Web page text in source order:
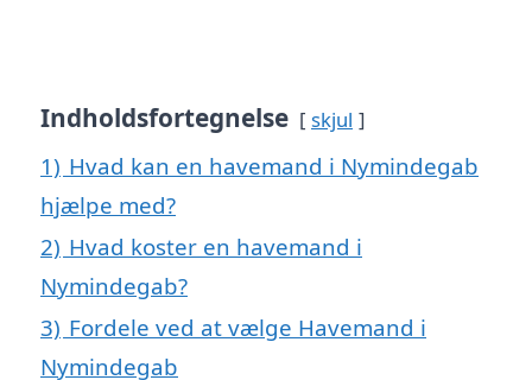
Indholdsfortegnelse skjul
1) Hvad kan en havemand i Nymindegab
hjælpe med?
2) Hvad koster en havemand i
Nymindegab?
3) Fordele ved at vælge Havemand i
Nymindegab